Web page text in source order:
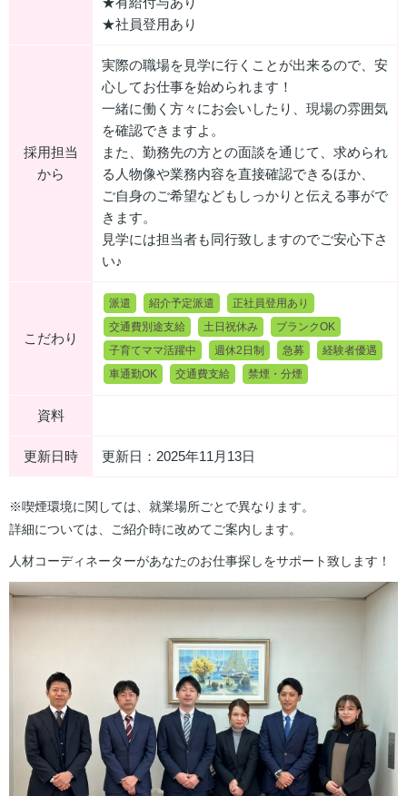
★有給付与あり
★社員登用あり
採用担当
から
実際の職場を見学に行くことが出来るので、安
心してお仕事を始められます！
一緒に働く方々にお会いしたり、現場の雰囲気
を確認できますよ。
また、勤務先の方との面談を通じて、求められ
る人物像や業務内容を直接確認できるほか、
ご自身のご希望などもしっかりと伝える事がで
きます。
見学には担当者も同行致しますのでご安心下さ
い♪
こだわり
派遣 紹介予定派遣
正社員登用あり
交通費別途支給
土日祝休み
ブランクOK
子育てママ活躍中
週休2日制 急募
経験者優遇
車通勤OK
交通費支給 禁煙・分煙
資料
更新日時 更新日：2025年11月13日
※喫煙環境に関しては、就業場所ごとで異なります。
詳細については、ご紹介時に改めてご案内します。
人材コーディネーターがあなたのお仕事探しをサポート致します！